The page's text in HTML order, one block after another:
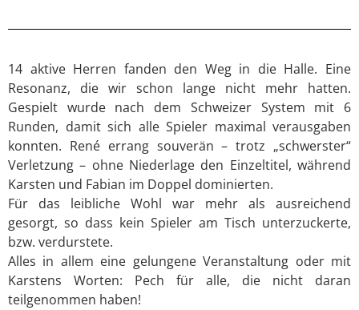
14 aktive Herren fanden den Weg in die Halle. Eine
Resonanz, die wir schon lange nicht mehr hatten.
Gespielt wurde nach dem Schweizer System mit 6
Runden, damit sich alle Spieler maximal verausgaben
konnten. René errang souverän – trotz „schwerster“
Verletzung – ohne Niederlage den Einzeltitel, während
Karsten und Fabian im Doppel dominierten.
Für das leibliche Wohl war mehr als ausreichend
gesorgt, so dass kein Spieler am Tisch unterzuckerte,
bzw. verdurstete.
Alles in allem eine gelungene Veranstaltung oder mit
Karstens Worten: Pech für alle, die nicht daran
teilgenommen haben!